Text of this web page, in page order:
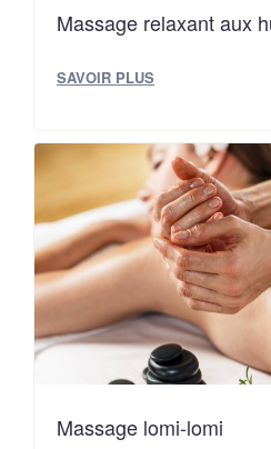
Massage relaxant aux
SAVOIR PLUS
Massage lomi-lomi